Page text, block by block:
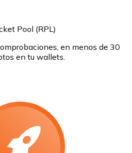
Pool (RPL)
en menos de 30
en tu wallets.